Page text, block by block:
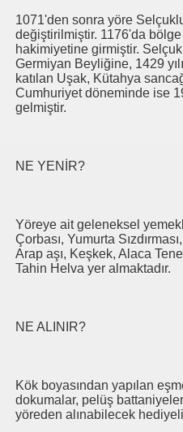
1071'den sonra yöre
değiştirilmiştir. 1176'da
hakimiyetine girmiştir.
Germiyan Beyliğine, 1429
katılan Uşak, Kütahya
Cumhuriyet döneminde ise
gelmiştir.
NE YENİR?
Yöreye ait geleneksel
Çorbası, Yumurta
Arap aşı, Keşkek, Alaca
Tahin Helva yer almaktadır.
NE ALINIR?
Kök boyasından yapılan
dokumalar, pelüş
yöreden alınabilecek